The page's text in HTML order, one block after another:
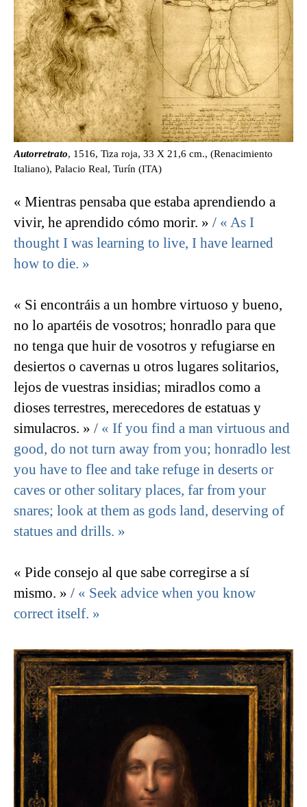
Autorretrato, 1516, Tiza roja, 33 X 21,6 cm., (Renacimiento
Italiano), Palacio Real, Turín (ITA)
« Mientras pensaba que estaba aprendiendo a
vivir, he aprendido cómo morir. » / « As I
thought I was learning to live, I have learned
how to die. »
« Si encontráis a un hombre virtuoso y bueno,
no lo apartéis de vosotros; honradlo para que
no tenga que huir de vosotros y refugiarse en
desiertos o cavernas u otros lugares solitarios,
lejos de vuestras insidias; miradlos como a
dioses terrestres, merecedores de estatuas y
simulacros. » / « If you find a man virtuous and
good, do not turn away from you; honradlo lest
you have to flee and take refuge in deserts or
caves or other solitary places, far from your
snares; look at them as gods land, deserving of
statues and drills. »
« Pide consejo al que sabe corregirse a sí
mismo. » / « Seek advice when you know
correct itself. »